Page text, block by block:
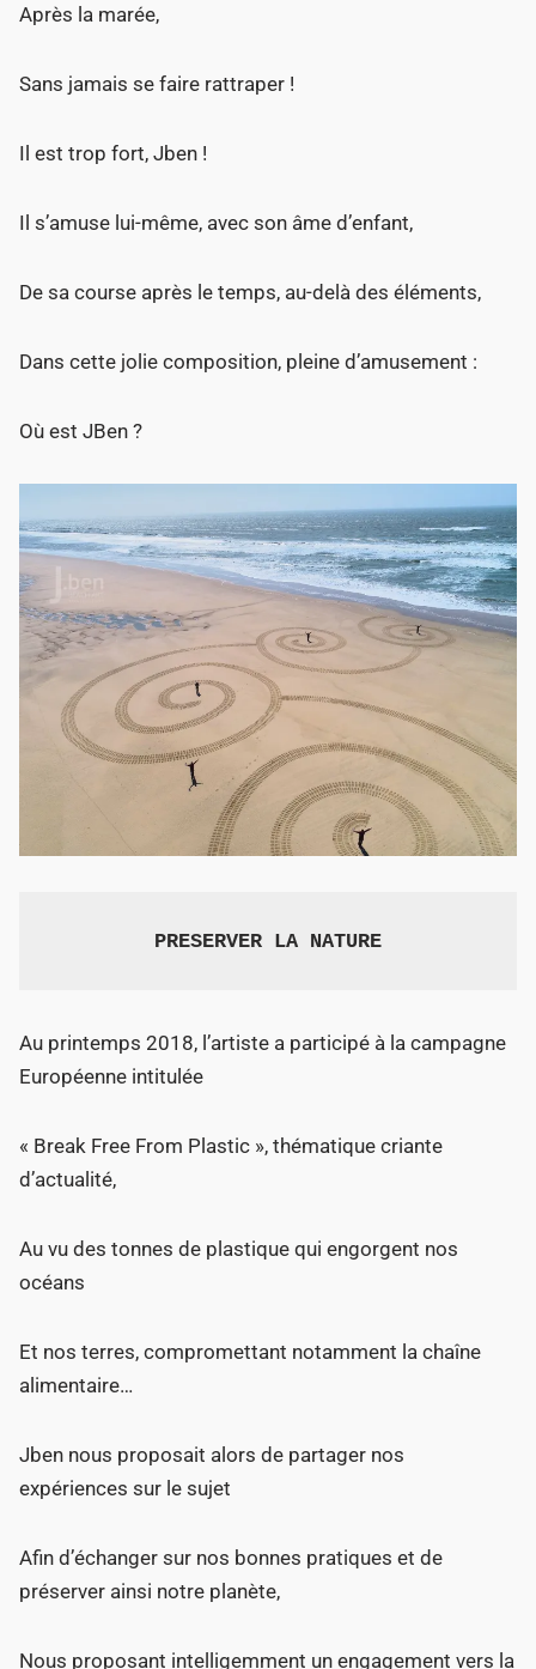
Après la marée,
Sans jamais se faire rattraper !
Il est trop fort, Jben !
Il s’amuse lui-même, avec son âme d’enfant,
De sa course après le temps, au-delà des éléments,
Dans cette jolie composition, pleine d’amusement :
Où est JBen ?
PRESERVER LA NATURE
Au printemps 2018, l’artiste a participé à la campagne
Européenne intitulée
« Break Free From Plastic », thématique criante
d’actualité,
Au vu des tonnes de plastique qui engorgent nos
océans
Et nos terres, compromettant notamment la chaîne
alimentaire…
Jben nous proposait alors de partager nos
expériences sur le sujet
Afin d’échanger sur nos bonnes pratiques et de
préserver ainsi notre planète,
Nous proposant intelligemment un engagement vers la